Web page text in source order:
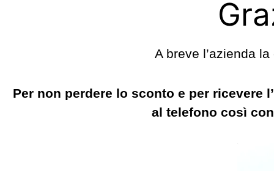
A breve l’azienda
Per non perdere lo sconto e per ricevere
al telefono così